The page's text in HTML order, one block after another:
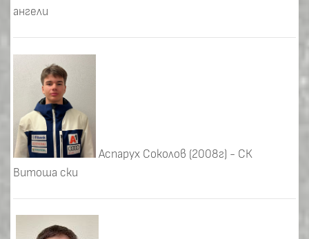
ангели
Аспарух Соколов (2008г) - СК
Витоша ски